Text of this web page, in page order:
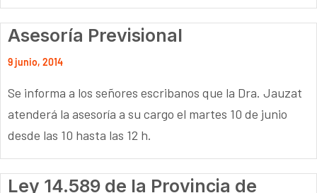
Asesoría Previsional
9 junio, 2014
Se informa a los señores escribanos que la Dra. Jauzat
atenderá la asesoría a su cargo el martes 10 de junio
desde las 10 hasta las 12 h.
Ley 14.589 de la Provincia de